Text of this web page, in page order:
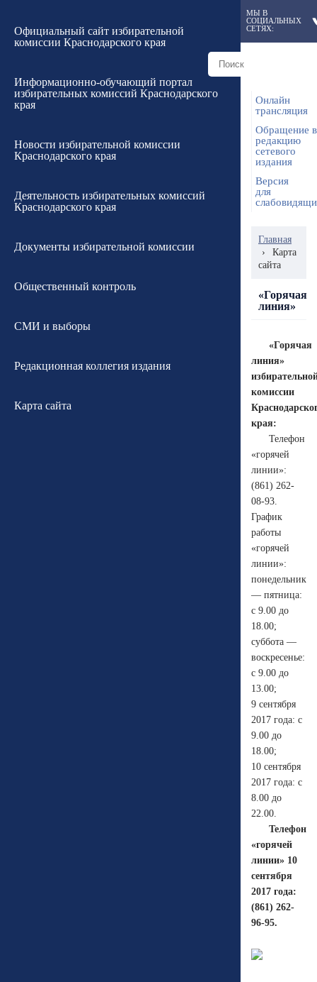
Официальный сайт избирательной
комиссии Краснодарского края
Информационно-обучающий портал
избирательных комиссий Краснодарского
края
Новости избирательной комиссии
Краснодарского края
Деятельность избирательных комиссий
Краснодарского края
Документы избирательной комиссии
Общественный контроль
СМИ и выборы
Редакционная коллегия издания
Карта сайта
МЫ В
СОЦИАЛЬНЫХ
СЕТЯХ:
Онлайн
трансляция
Обращение в
редакцию
сетевого
издания
Версия
для
Главная
›
Карта
сайта
«Горячая
линия»
«Горячая
линия»
комиссии
края:
Телефон
«горячей
линии»:
(861) 262-
08-93.
График
работы
«горячей
линии»:
понедельник
— пятница:
с 9.00 до
18.00;
суббота —
воскресенье:
с 9.00 до
13.00;
9 сентября
2017 года: с
9.00 до
18.00;
10 сентября
2017 года: с
8.00 до
22.00.
Телефон
«горячей
линии» 10
сентября
2017 года:
(861) 262-
96-95.